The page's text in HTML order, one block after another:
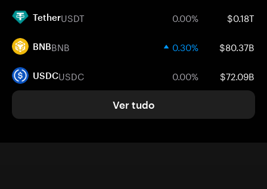
TetherUSDT 0.00% $0.18T
BNBBNB 0.30% $80.37B
USDCUSDC 0.00% $72.09B
Ver tudo